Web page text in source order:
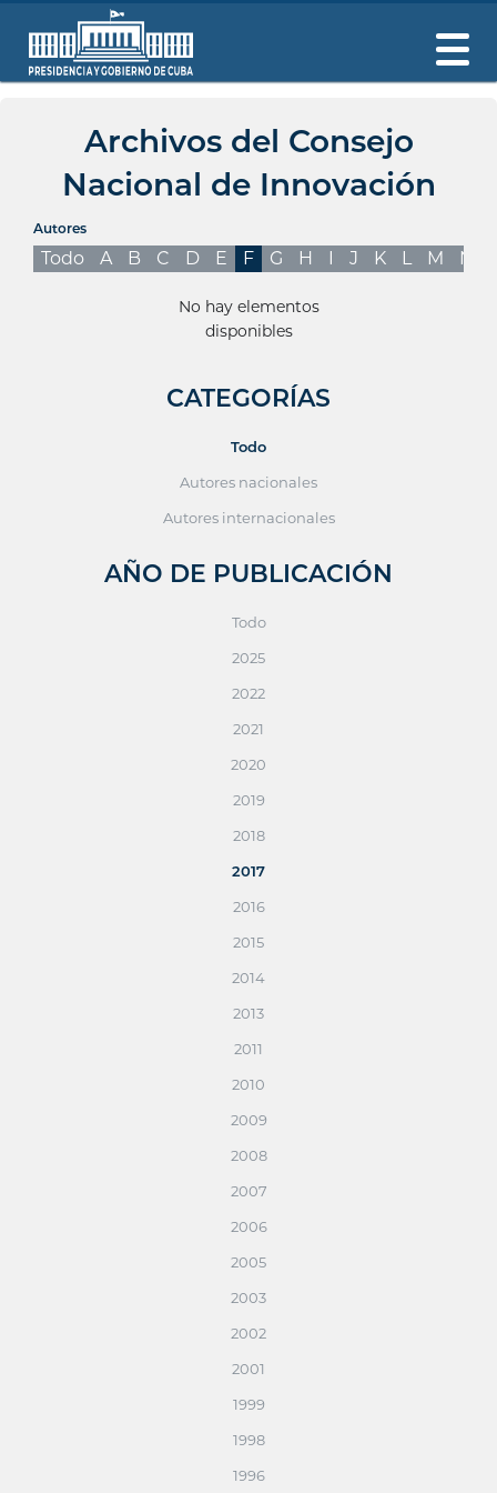
Archivos del Consejo
Nacional de Innovación
Autores
Todo A B C D E F G H I J K L M N
No hay elementos
disponibles
CATEGORÍAS
Todo
Autores nacionales
Autores internacionales
AÑO DE PUBLICACIÓN
Todo
2025
2022
2021
2020
2019
2018
2017
2016
2015
2014
2013
2011
2010
2009
2008
2007
2006
2005
2003
2002
2001
1999
1998
1996